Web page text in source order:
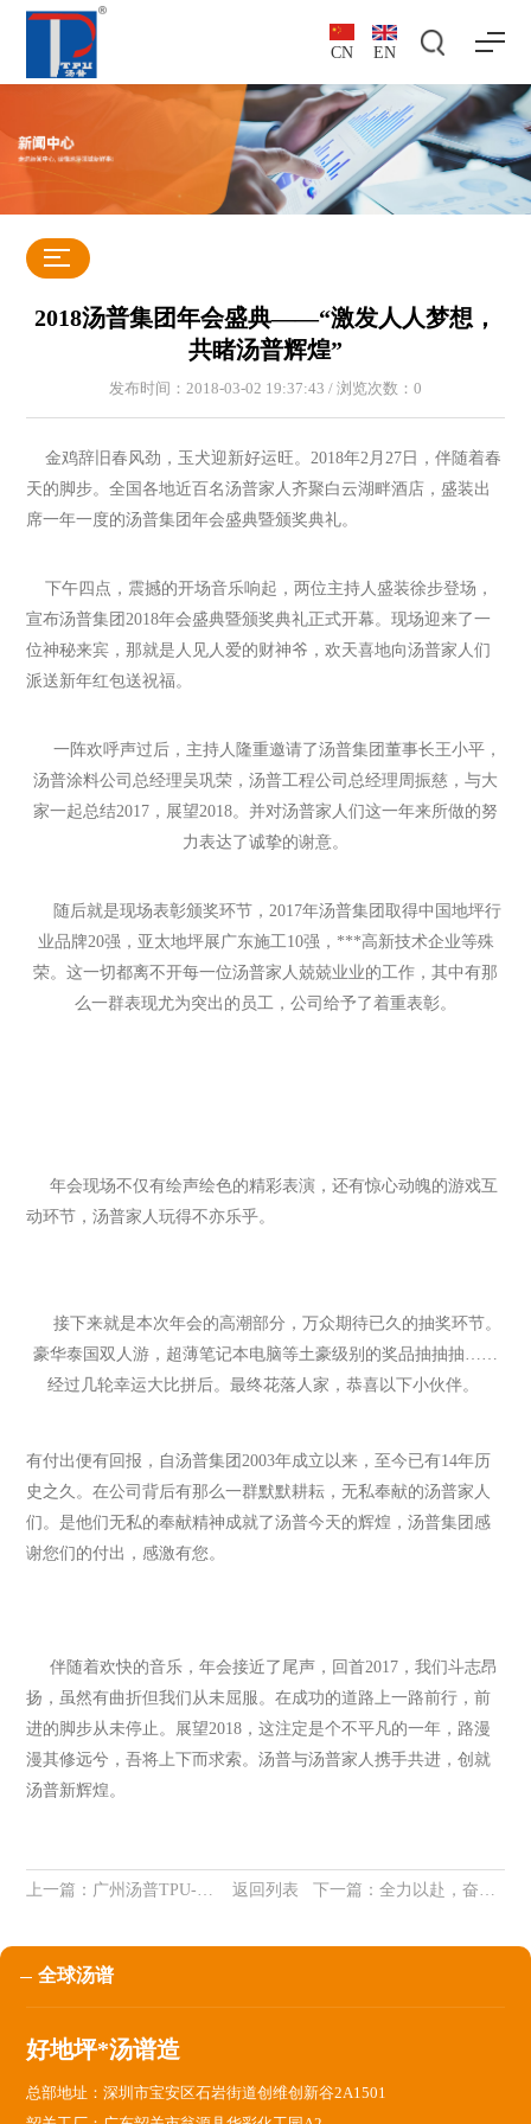
CN EN
2018汤普集团年会盛典——“激发人人梦想，
共睹汤普辉煌”
发布时间：2018-03-02 19:37:43 / 浏览次数： 0
金鸡辞旧春风劲，玉犬迎新好运旺。2018年2月27日，伴随着春
天的脚步。全国各地近百名汤普家人齐聚白云湖畔酒店，盛装出
席一年一度的汤普集团年会盛典暨颁奖典礼。
下午四点，震撼的开场音乐响起，两位主持人盛装徐步登场，
宣布汤普集团2018年会盛典暨颁奖典礼正式开幕。现场迎来了一
位神秘来宾，那就是人见人爱的财神爷，欢天喜地向汤普家人们
派送新年红包送祝福。
一阵欢呼声过后，主持人隆重邀请了汤普集团董事长王小平，
汤普涂料公司总经理吴巩荣，汤普工程公司总经理周振慈，与大
家一起总结2017，展望2018。并对汤普家人们这一年来所做的努
力表达了诚挚的谢意。
随后就是现场表彰颁奖环节，2017年汤普集团取得中国地坪行
业品牌20强，亚太地坪展广东施工10强，***高新技术企业等殊
荣。这一切都离不开每一位汤普家人兢兢业业的工作，其中有那
么一群表现尤为突出的员工，公司给予了着重表彰。
年会现场不仅有绘声绘色的精彩表演，还有惊心动魄的游戏互
动环节，汤普家人玩得不亦乐乎。
接下来就是本次年会的高潮部分，万众期待已久的抽奖环节。
豪华泰国双人游，超薄笔记本电脑等土豪级别的奖品抽抽抽……
经过几轮幸运大比拼后。最终花落人家，恭喜以下小伙伴。
有付出便有回报，自汤普集团2003年成立以来，至今已有14年历
史之久。在公司背后有那么一群默默耕耘，无私奉献的汤普家人
们。是他们无私的奉献精神成就了汤普今天的辉煌，汤普集团感
谢您们的付出，感激有您。
伴随着欢快的音乐，年会接近了尾声，回首2017，我们斗志昂
扬，虽然有曲折但我们从未屈服。在成功的道路上一路前行，前
进的脚步从未停止。展望2018，这注定是个不平凡的一年，路漫
漫其修远兮，吾将上下而求索。汤普与汤普家人携手共进，创就
汤普新辉煌。
上一篇： 广州汤普TPU-8016红钻超耐磨新品技术交流会-厦门站 返回列表 下一篇：全力以赴，奋战2018
全球汤谱
好地坪*汤谱造
总部地址：深圳市宝安区石岩街道创维创新谷2A1501